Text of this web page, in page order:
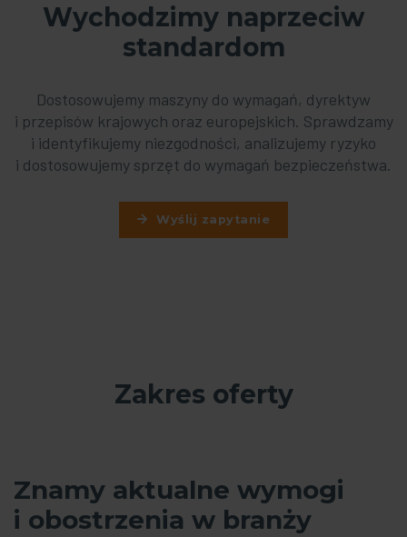
Wychodzimy naprzeciw
standardom
Dostosowujemy maszyny do wymagań, dyrektyw
i przepisów krajowych oraz europejskich. Sprawdzamy
i identyfikujemy niezgodności, analizujemy ryzyko
i dostosowujemy sprzęt do wymagań bezpieczeństwa.
Wyślij zapytanie
Zakres oferty
Znamy aktualne wymogi
i obostrzenia w branży